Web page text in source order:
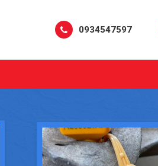
0934547597